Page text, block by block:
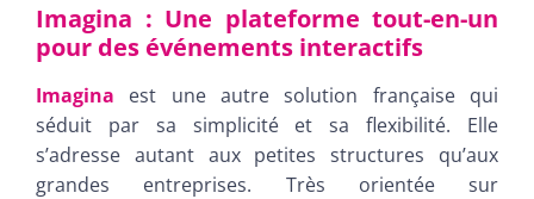
Imagina : Une plateforme tout-en-un
pour des événements interactifs
Imagina
est une autre solution française qui
séduit par sa simplicité et sa flexibilité. Elle
s’adresse autant aux petites structures qu’aux
grandes entreprises. Très orientée sur